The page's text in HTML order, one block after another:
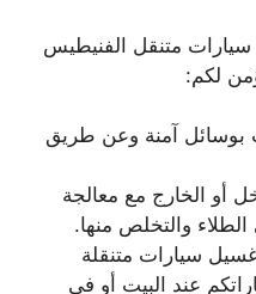
متنقل الفنيطيس
لكم:
بوسائل آمنة وعن طريق
أو الخارج مع معالجة
والتخلص منها.
سيارات متنقلة
عند البيت أو في